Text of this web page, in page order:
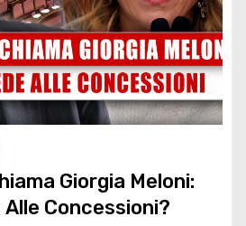
Giorgia Meloni:
Concessioni?